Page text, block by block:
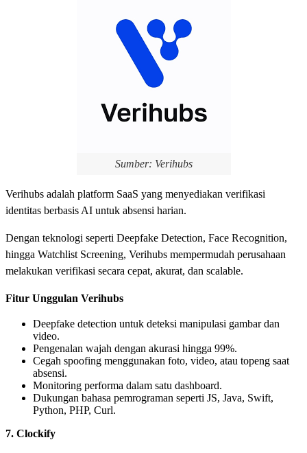
Sumber: Verihubs
Verihubs adalah platform SaaS yang menyediakan verifikasi
identitas berbasis AI untuk absensi harian.
Dengan teknologi seperti Deepfake Detection, Face Recognition,
hingga Watchlist Screening, Verihubs mempermudah perusahaan
melakukan verifikasi secara cepat, akurat, dan scalable.
Fitur Unggulan Verihubs
Deepfake detection untuk deteksi manipulasi gambar dan
video.
Pengenalan wajah dengan akurasi hingga 99%.
Cegah spoofing menggunakan foto, video, atau topeng saat
absensi.
Monitoring performa dalam satu dashboard.
Dukungan bahasa pemrograman seperti JS, Java, Swift,
Python, PHP, Curl.
7. Clockify